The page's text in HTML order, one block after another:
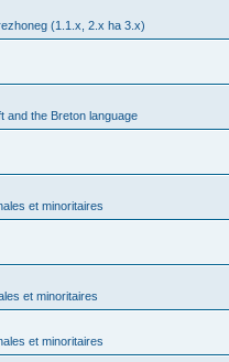
(1.1.x, 2.x ha 3.x)
and the Breton language
et minoritaires
et minoritaires
et minoritaires